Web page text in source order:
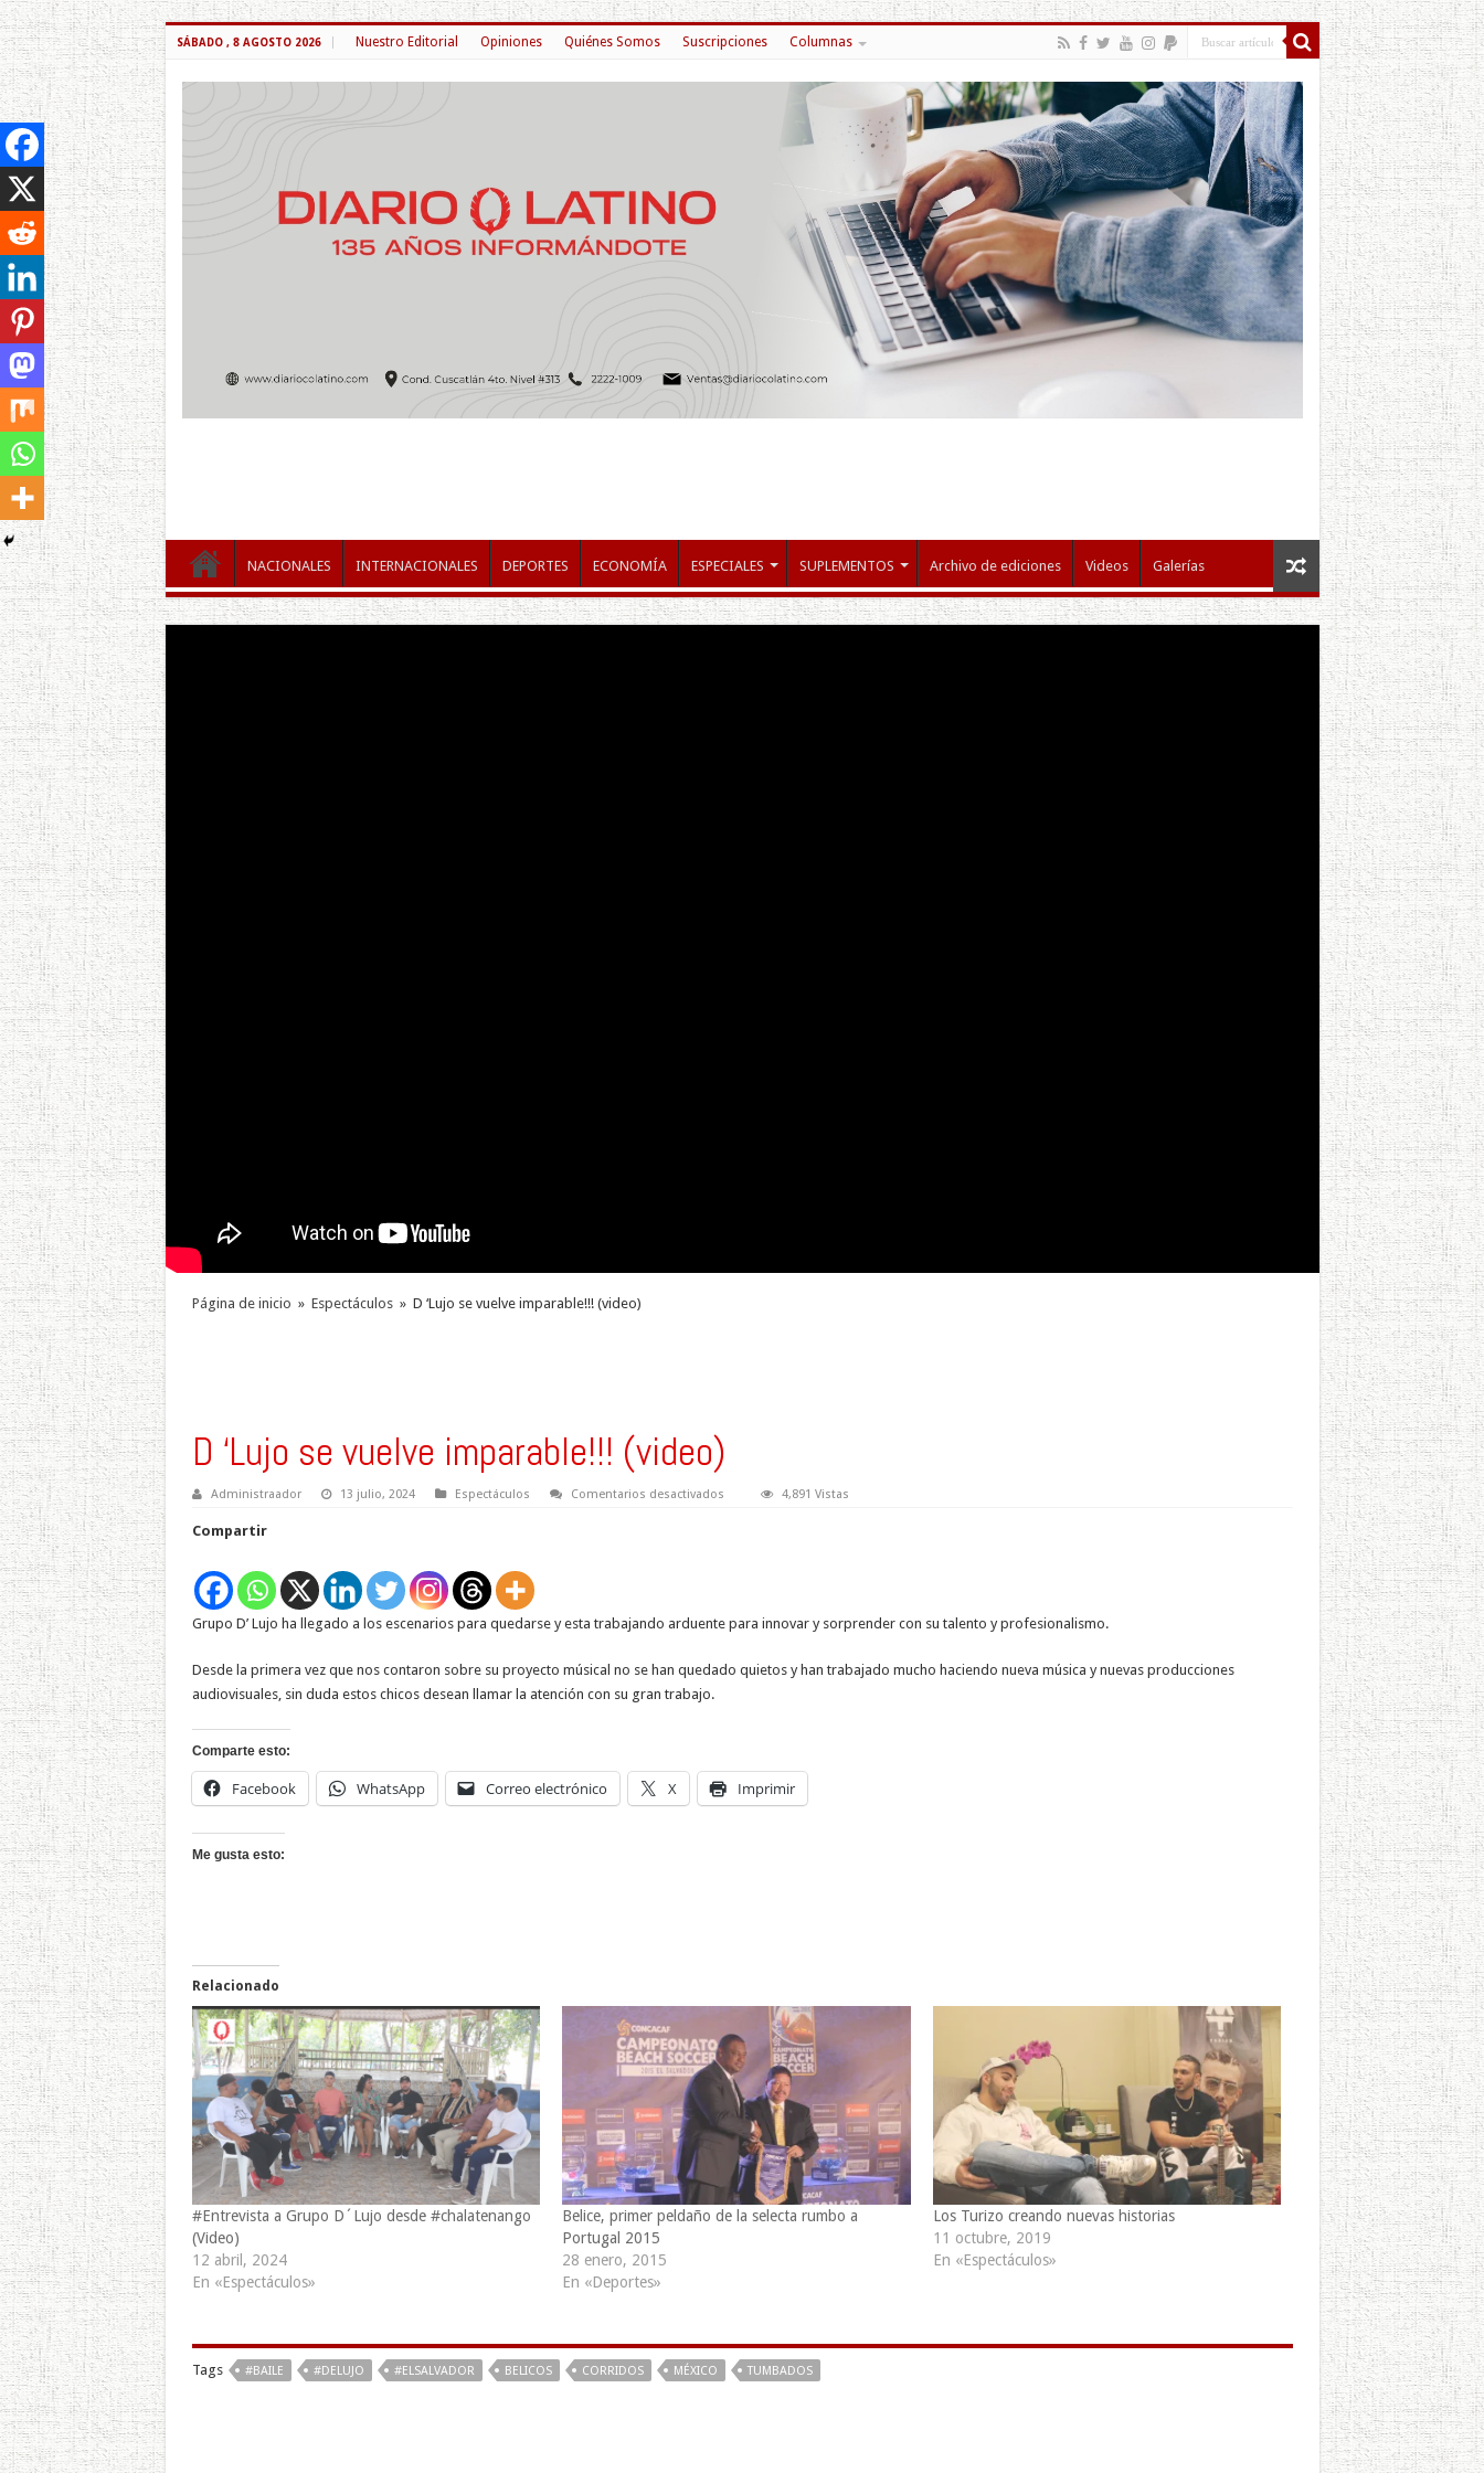
SÁBADO , 8 AGOSTO 2026 Nuestro Editorial Opiniones Quiénes Somos Suscripciones Columnas
NACIONALES INTERNACIONALES DEPORTES ECONOMÍA ESPECIALES SUPLEMENTOS Archivo de ediciones Videos Galerías
Página de inicio » Espectáculos » D ‘Lujo se vuelve imparable!!! (video)
D ‘Lujo se vuelve imparable!!! (video)
Administraador 13 julio, 2024 Espectáculos Comentarios desactivadosen
4,891 Vistas
Compartir
Grupo D’ Lujo ha llegado a los escenarios para quedarse y esta trabajando arduente para innovar y sorprender con su talento y profesionalismo.
Desde la primera vez que nos contaron sobre su proyecto músical no se han quedado quietos y han trabajado mucho haciendo nueva música y nuevas producciones
audiovisuales, sin duda estos chicos desean llamar la atención con su gran trabajo.
Comparte esto:
Facebook WhatsApp Correo electrónico X Imprimir
Me gusta esto:
Relacionado
#Entrevista a Grupo D´Lujo desde #chalatenango
(Video)
12 abril, 2024
En «Espectáculos»
Belice, primer peldaño de la selecta rumbo a
Portugal 2015
28 enero, 2015
En «Deportes»
Los Turizo creando nuevas historias
11 octubre, 2019
En «Espectáculos»
Tags #BAILE #DELUJO #ELSALVADOR BELICOS CORRIDOS MÉXICO TUMBADOS